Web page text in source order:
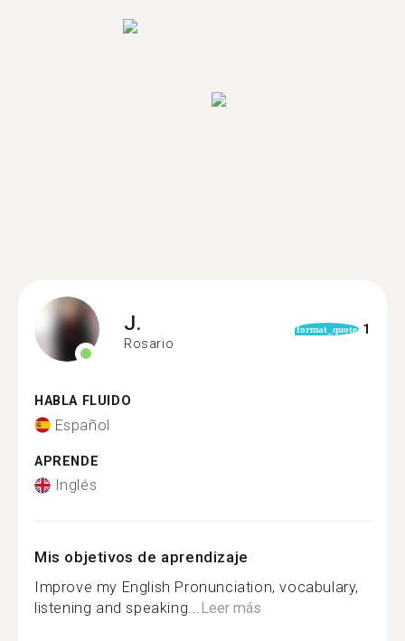
J.
Rosario
format_quote 1
HABLA FLUIDO
Español
APRENDE
Inglés
Mis objetivos de aprendizaje
Improve my English Pronunciation, vocabulary,
listening and speaking...Leer más